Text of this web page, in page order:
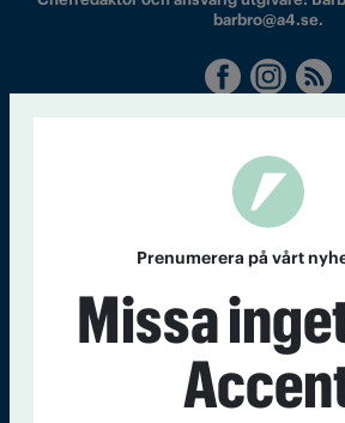
barbro@a4.se.
nummer av
Accent
Prenumerera på vårt
Missa